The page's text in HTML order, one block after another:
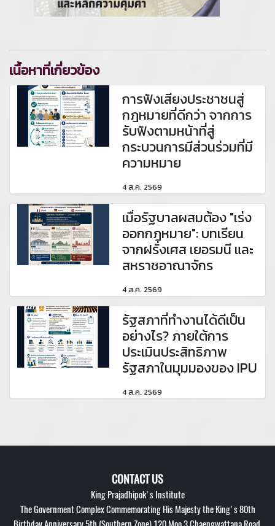
เนื้อหาที่เกี่ยวข้อง
การฟังเสียงประชาชนสู่
กฎหมายที่ดีกว่า จากการ
รับฟังตามหน้าที่สู่
กระบวนการมีส่วนร่วมที่มี
ความหมาย
4 ส.ค. 2569
เมื่อรัฐบาลผสมต้อง "เร่ง
ออกกฎหมาย": บทเรียน
จากฝรั่งเศส เยอรมนี และ
สหราชอาณาจักร
4 ส.ค. 2569
รัฐสภาที่ทำงานได้ดีเป็น
อย่างไร? ภายใต้การ
ประเมินประสิทธิภาพ
รัฐสภาในมุมมองของ IPU
4 ส.ค. 2569
CONTACT US
King Prajadhipok's Institute
The Government Complex Commemorating His Majesty the King's 80th